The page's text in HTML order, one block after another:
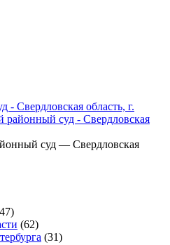
Свердловская область, г.
районный суд - Свердловская
суд — Свердловская
(62)
(31)